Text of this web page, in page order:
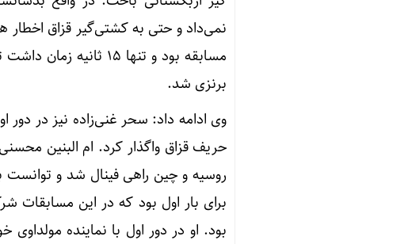
نمی‌داد و حتی به کشتی‌گیر قزاق
مسابقه بود و تنها ۱۵
برنزی شد.
وی ادامه داد: سحر غنی‌زاده نیز در
حریف قزاق واگذار کرد. ام البنین
روسیه و چین راهی فینال شد و توانست
بود. او در دور اول با نماینده